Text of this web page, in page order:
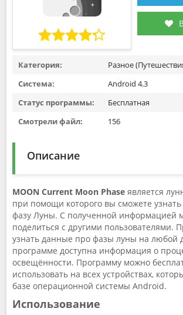
Категория:
Разное
Система:
Android 4.3
Статус программы:
Бесплатная
Смотрели файл:
156
Описание
MOON Current Moon Phase является
при помощи которого вы сможете узнать
фазу Луны. С полученной информацией
поделиться с другими пользователями.
узнать данные про фазы луны на любой
программе доступна информация о
освещённости. Программу можно
использовать на всех устройствах,
базе операционной системы Аndroid.
Использование